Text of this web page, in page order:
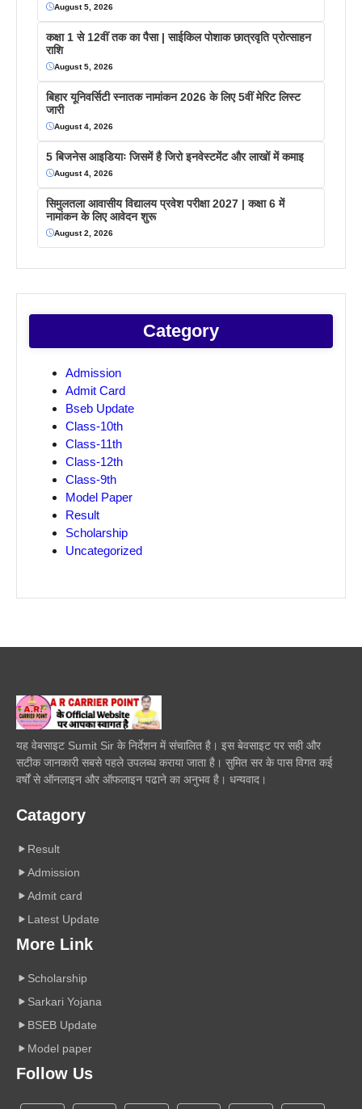
August 5, 2026
कक्षा 1 से 12वीं तक का पैसा | साईकिल पोशाक छात्रवृति प्रोत्साहन
राशि
August 5, 2026
बिहार यूनिवर्सिटी स्नातक नामांकन 2026 के लिए 5वीं मेरिट लिस्ट
जारी
August 4, 2026
5 बिजनेस आइडियाः जिसमें है जिरो इनवेस्टमेंट और लाखों में कमाइ
August 4, 2026
सिमुलतला आवासीय विद्यालय प्रवेश परीक्षा 2027 | कक्षा 6 में
नामांकन के लिए आवेदन शुरू
August 2, 2026
Category
Admission
Admit Card
Bseb Update
Class-10th
Class-11th
Class-12th
Class-9th
Model Paper
Result
Scholarship
Uncategorized
यह वेबसाइट Sumit Sir के निर्देशन में संचालित है। इस बेवसाइट पर सही और
सटीक जानकारी सबसे पहले उपलब्ध कराया जाता है। सुमित सर के पास विगत कई
वर्षों से ऑनलाइन और ऑफलाइन पढाने का अनुभव है। धन्यवाद।
Catagory
Result
Admission
Admit card
Latest Update
More Link
Scholarship
Sarkari Yojana
BSEB Update
Model paper
Follow Us